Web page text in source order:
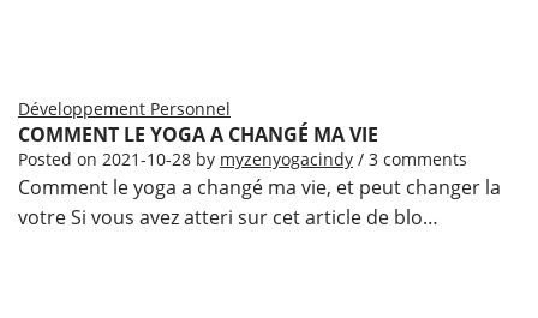
Développement Personnel
COMMENT LE YOGA A CHANGÉ MA VIE
Posted on 2021-10-28 by myzenyogacindy / 3 comments
Comment le yoga a changé ma vie, et peut changer la
votre Si vous avez atteri sur cet article de blo…